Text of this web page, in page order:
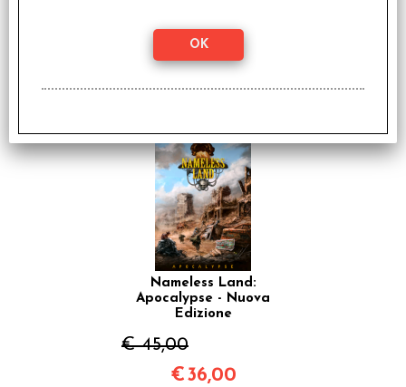
I clienti che hanno acquistato questo
prodotto, hanno scelto anche questi
articoli
Nameless Land:
Apocalypse - Nuova
Edizione
€ 45,00
€36,00